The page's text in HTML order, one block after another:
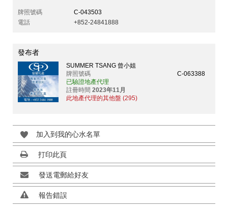
牌照號碼
C-043503
電話
+852-24841888
發布者
SUMMER TSANG 曾小姐
牌照號碼
C-063388
已驗證地產代理
註冊時間 2023年11月
此地產代理的其他盤 (295)
加入到我的心水名單
打印此頁
發送電郵給好友
報告錯誤